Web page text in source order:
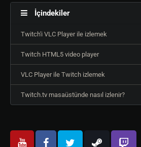
İçindekiler
Twitch'i VLC Player ile izlemek
Twitch HTML5 video player
VLC Player ile Twitch izlemek
Twitch.tv masaüstünde nasıl izlenir?